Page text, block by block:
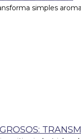
simples